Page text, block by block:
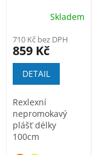
plášť
Skladem
710 Kč bez DPH
859 Kč
DETAIL
Rexlexní
nepromokavý
plášť délky
100cm